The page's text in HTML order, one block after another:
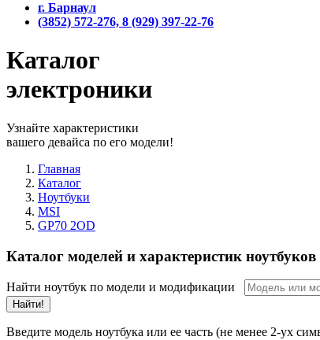
г. Барнаул
(3852) 572-276, 8 (929) 397-22-76
Каталог
электроники
Узнайте характеристики
вашего девайса по его модели!
Главная
Каталог
Ноутбуки
MSI
GP70 2OD
Каталог моделей и характеристик ноутбуков
Найти ноутбук по модели и модификации
Найти!
Введите модель ноутбука или ее часть (не менее 2-ух